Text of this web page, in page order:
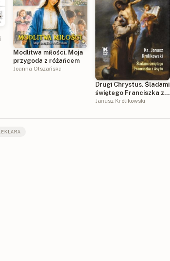
Modlitwa miłości. Moja
przygoda z różańcem
Joanna Olszańska
Drugi Chrystus. Śladami
świętego Franciszka z
Asyżu
Janusz Królikowski